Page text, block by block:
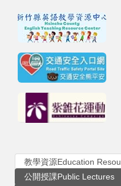
教學資源Education
公開授課Public Lectures